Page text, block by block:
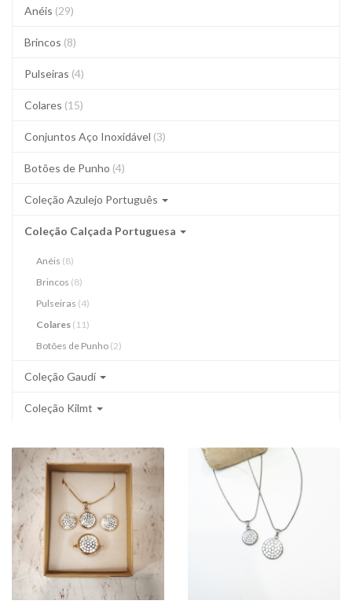
Anéis (29)
Brincos (8)
Pulseiras (4)
Colares (15)
Conjuntos Aço Inoxidável (3)
Botões de Punho (4)
Coleção Azulejo Português
Coleção Calçada Portuguesa
Anéis (8)
Brincos (8)
Pulseiras (4)
Colares (11)
Botões de Punho (2)
Coleção Gaudí
Coleção Kilmt